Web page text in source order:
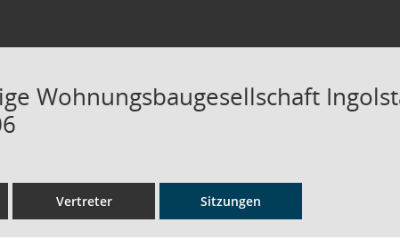
Wohnungsbaugesellschaft
Vertreter Sitzungen